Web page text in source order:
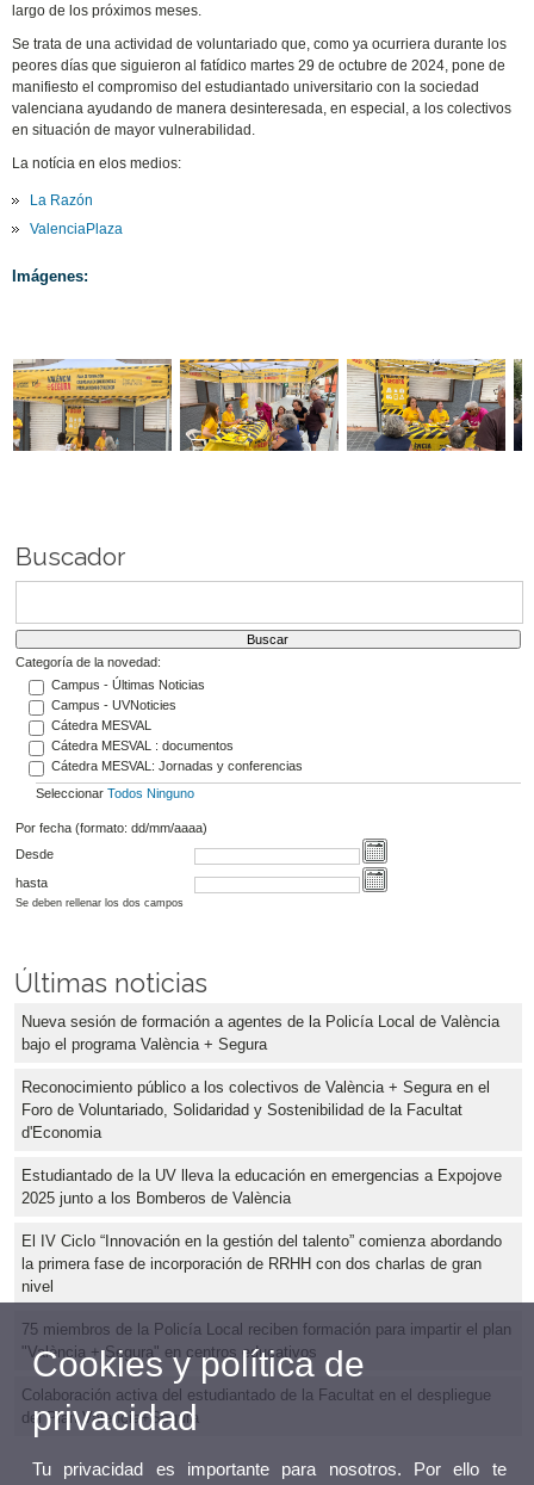
largo de los próximos meses.
Se trata de una actividad de voluntariado que, como ya ocurriera durante los
peores días que siguieron al fatídico martes 29 de octubre de 2024, pone de
manifiesto el compromiso del estudiantado universitario con la sociedad
valenciana ayudando de manera desinteresada, en especial, a los colectivos
en situación de mayor vulnerabilidad.
La notícia en elos medios:
La Razón
ValenciaPlaza
Imágenes:
Buscador
Categoría de la novedad:
Campus - Últimas Noticias
Campus - UVNoticies
Cátedra MESVAL
Cátedra MESVAL : documentos
Cátedra MESVAL: Jornadas y conferencias
Seleccionar Todos Ninguno
Por fecha (formato: dd/mm/aaaa)
Desde
hasta
Se deben rellenar los dos campos
Últimas noticias
Nueva sesión de formación a agentes de la Policía Local de València
bajo el programa València + Segura
Reconocimiento público a los colectivos de València + Segura en el
Foro de Voluntariado, Solidaridad y Sostenibilidad de la Facultat
d'Economia
Estudiantado de la UV lleva la educación en emergencias a Expojove
2025 junto a los Bomberos de València
El IV Ciclo “Innovación en la gestión del talento” comienza abordando
la primera fase de incorporación de RRHH con dos charlas de gran
nivel
75 miembros de la Policía Local reciben formación para impartir el plan
"València + Segura" en centros educativos
Colaboración activa del estudiantado de la Facultat en el despliegue
del Plan Valencia+Segura
Cookies y política de
privacidad
Tu privacidad es importante para nosotros. Por ello te